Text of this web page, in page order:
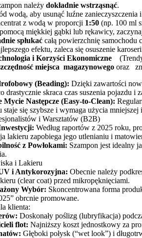
należy dokładnie wstrząsnąć.
wodą, aby usunąć luźne zanieczyszczenia
z wodą w proporcji 1:50 (np. 100 ml
miękkiej gąbki lub rękawicy,
spłukać całą powierzchnię samochodu
efektu, zaleca się osuszenie
i Korzyści Ekonomiczne
miejsca magazynowego oraz
(Beading): Dzięki zawartości
drastycznie skraca czas suszenia pojazdu
Mycie Następcze (Easy-to-Clean):
staje się szybsze i wymaga użycia mniejszej
i Warsztatów (B2B)
Według raportów z 2025 roku,
lakieru zapobiega jego utlenianiu i
z Powłokami: Szampon jest idealny
i Lakieru
i Antykorozyjna: Obecnie należy
(clear coat) przed mikropęknięciami.
Wybór: Skoncentrowana forma
obrcnie promowane.
klienta:
Doskonały poślizg (lubryfikacja)
flot: Najniższy koszt jednostkowy za
Głęboki połysk (“wet look”) i